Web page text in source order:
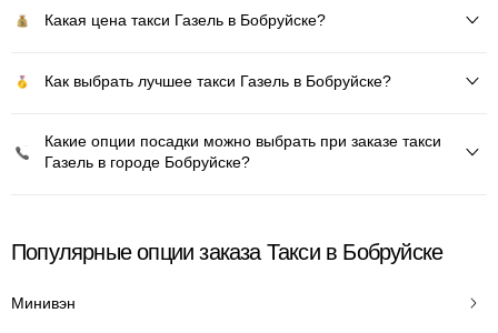
Какая цена такси Газель в Бобруйске?
Как выбрать лучшее такси Газель в Бобруйске?
Какие опции посадки можно выбрать при заказе такси
Газель в городе Бобруйске?
Популярные опции заказа Такси в Бобруйске
Минивэн